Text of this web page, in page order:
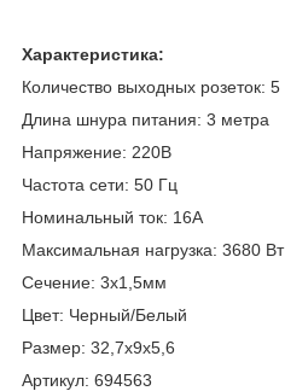
Характеристика:
Количество выходных розеток: 5
Длина шнура питания: 3 метра
Напряжение: 220В
Частота сети: 50 Гц
Номинальный ток: 16А
Максимальная нагрузка: 3680 Вт
Сечение: 3х1,5мм
Цвет: Черный/Белый
Размер: 32,7х9х5,6
Артикул: 694563